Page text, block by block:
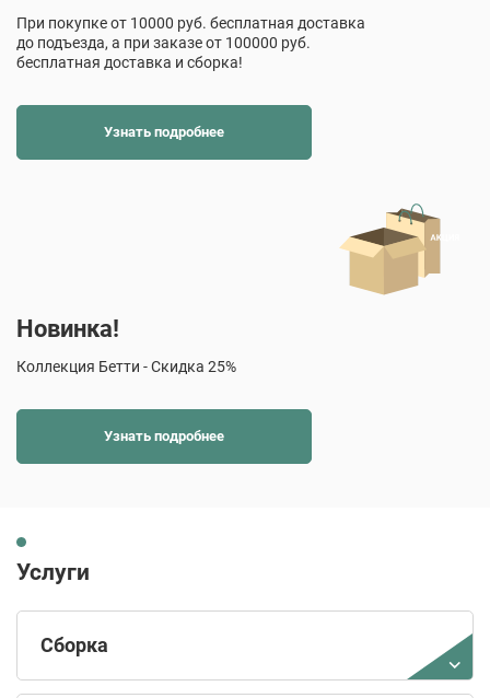
При покупке от 10000 руб. бесплатная доставка
до подъезда, а при заказе от 100000 руб.
бесплатная доставка и сборка!
Узнать подробнее
Новинка!
Коллекция Бетти - Скидка 25%
Узнать подробнее
Услуги
Сборка